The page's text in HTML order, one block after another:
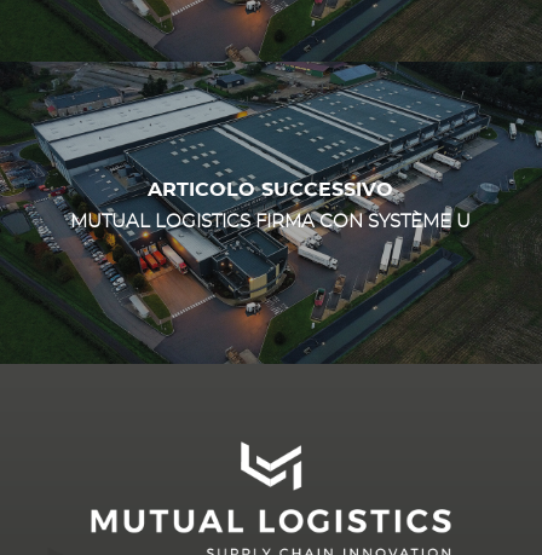
ARTICOLO SUCCESSIVO
MUTUAL LOGISTICS FIRMA CON SYSTÈME U